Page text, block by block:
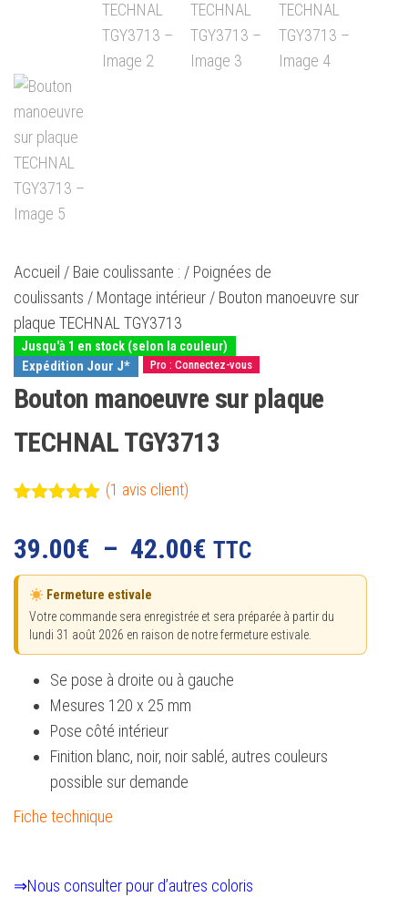
Accueil / Baie coulissante : / Poignées de
coulissants / Montage intérieur / Bouton manoeuvre sur
plaque TECHNAL TGY3713
Jusqu'à 1 en stock (selon la couleur)
Expédition Jour J* Pro : Connectez-vous
Bouton manoeuvre sur plaque
TECHNAL TGY3713
basé sur
notation
client
(1 avis client)
39.00€ – 42.00€ Plage
de
prix :
39.00€
à
TTC
Fermeture estivale
Votre commande sera enregistrée et sera préparée à partir du
lundi 31 août 2026 en raison de notre fermeture estivale.
Se pose à droite ou à gauche
Mesures 120 x 25 mm
Pose côté intérieur
Finition blanc, noir, noir sablé, autres couleurs
possible sur demande
Fiche technique
⇒Nous consulter pour d’autres coloris